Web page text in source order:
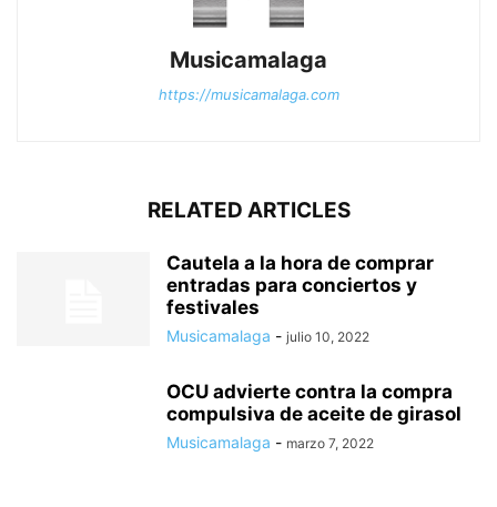
Musicamalaga
https://musicamalaga.com
RELATED ARTICLES
Cautela a la hora de comprar
entradas para conciertos y
festivales
Musicamalaga - julio 10, 2022
OCU advierte contra la compra
compulsiva de aceite de girasol
Musicamalaga - marzo 7, 2022